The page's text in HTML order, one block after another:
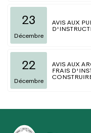
23
Décembre
AVIS AUX
22
Décembre
AVIS AUX
FRAIS